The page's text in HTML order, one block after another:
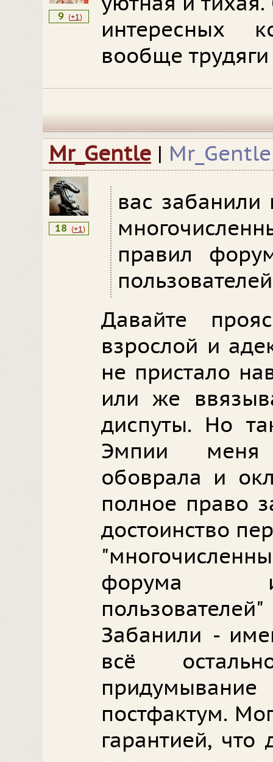
9 (+1)
интересных
вообще
Mr_Gentle | Mr_Gentle
18 (+1)
вас забанили
правил
Давайте
взрослой и
не пристало
или же
диспуты. Но
Эмпии меня
обоврала и
полное право
достоинство
форума и
Забанили -
всё
постфактум.
гарантией,